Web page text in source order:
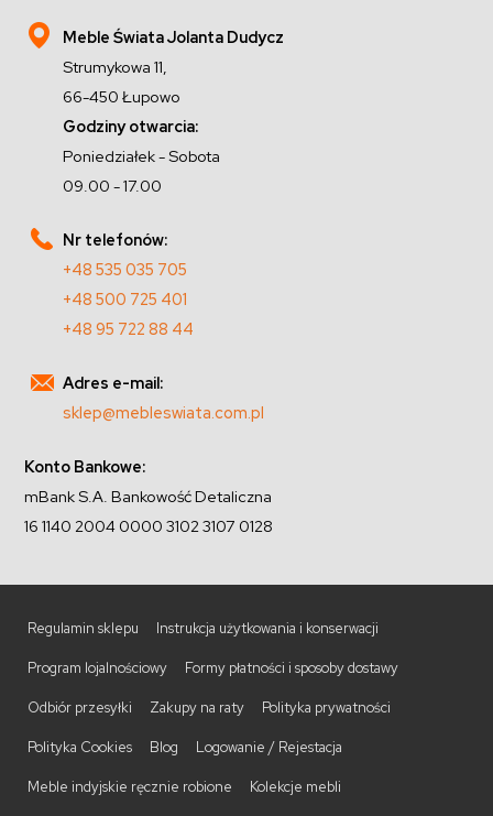
Meble Świata Jolanta Dudycz
Strumykowa 11,
66-450 Łupowo
Godziny otwarcia:
Poniedziałek - Sobota
09.00 - 17.00
Nr telefonów:
+48 535 035 705
+48 500 725 401
+48 95 722 88 44
Adres e-mail:
sklep@mebleswiata.com.pl
Konto Bankowe:
mBank S.A. Bankowość Detaliczna
16 1140 2004 0000 3102 3107 0128
Regulamin sklepu Instrukcja użytkowania i konserwacji
Program lojalnościowy Formy płatności i sposoby dostawy
Odbiór przesyłki Zakupy na raty Polityka prywatności
Polityka Cookies Blog Logowanie / Rejestacja
Meble indyjskie ręcznie robione Kolekcje mebli